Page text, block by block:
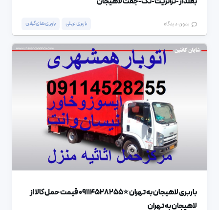
بدون دیدگاه باربری تریلی باربری های گیلان
باربری لاهیجان به تهران ⭐️09114528255 قیمت حمل کالا از
لاهیجان به تهران